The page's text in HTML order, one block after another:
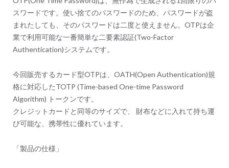
スワードです。使い捨てのパスワードのため、パスワードが盗
まれたしても、そのパスワードは二度と使えません。OTPは企
業で利用可能な一番簡単な二要素認証(Two-Factor
Authentication)システムです。
今回販売するカード型OTPは、OATH(Open Authentication)規
格に対応したTOTP (Time-based One-time Password
Algorithm) トークンです。
クレジットカードと同等のサイズで、 財布などに入れて持ち運
び可能な、携帯性に優れています。
「製品の仕様」